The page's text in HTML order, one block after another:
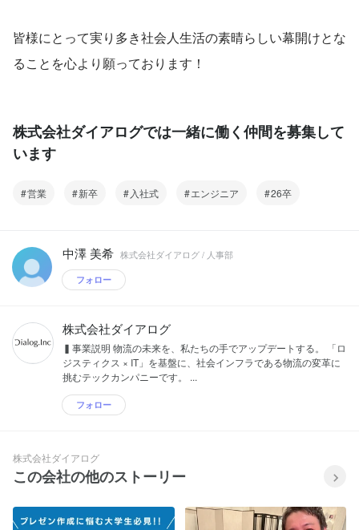
皆様にとって実り多き社会人生活の素晴らしい幕開けとな
ることを心より願っております！
株式会社ダイアログでは一緒に働く仲間を募集して
います
営業 新卒 入社式 エンジニア 26卒
中澤 美希 株式会社ダイアログ / 人事部
フォロー
株式会社ダイアログ
▍事業説明 物流の未来を、私たちの手でアップデートする。 「ロ
ジスティクス × IT」を基盤に、社会インフラである物流の変革に
挑むテックカンパニーです。 ...
フォロー
株式会社ダイアログ
この会社の他のストーリー